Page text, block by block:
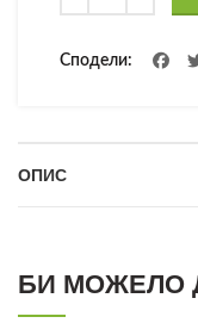
Сподели
ОПИС
БИ МОЖЕЛО